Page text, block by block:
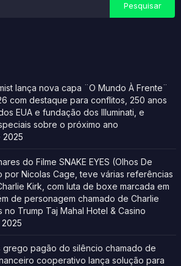
lança nova capa ¨O Mundo À Frente¨
com destaque para conflitos, 250 anos
EUA e fundação dos Illuminati, e
sobre o próximo ano
2025
do Filme SNAKE EYES (Olhos De
por Nicolas Cage, teve várias referências
Kirk, com luta de boxe marcada em
de personagem chamado de Charlie
no Trump Taj Mahal Hotel & Casino
grego pagão do silêncio chamado de
cooperativo lança solução para